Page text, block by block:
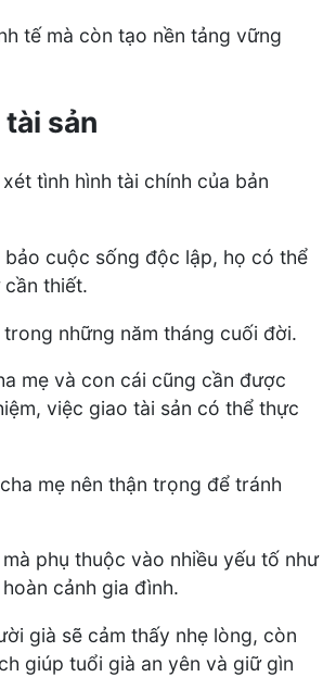
tế mà còn tạo nền tảng vững
sản
tình hình tài chính của bản
bảo cuộc sống độc lập, họ có thể
thiết.
những năm tháng cuối đời.
mẹ và con cái cũng cần được
việc giao tài sản có thể thực
mẹ nên thận trọng để tránh
phụ thuộc vào nhiều yếu tố như
cảnh gia đình.
già sẽ cảm thấy nhẹ lòng, còn
giúp tuổi già an yên và giữ gìn